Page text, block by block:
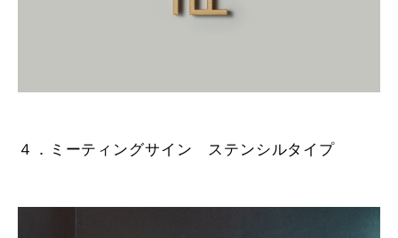
４．ミーティングサイン ステンシルタイプ